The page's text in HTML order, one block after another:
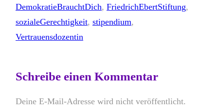
DemokratieBrauchtDich, FriedrichEbertStiftung
sozialeGerechtigkeit, stipendium
Vertrauensdozentin
Schreibe einen Kommentar
Deine E-Mail-Adresse wird nicht veröffentlicht.